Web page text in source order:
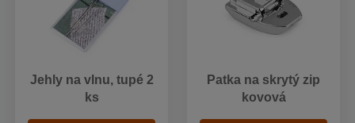
Jehly na vlnu, tupé 2
ks
Patka na skrytý zip
kovová